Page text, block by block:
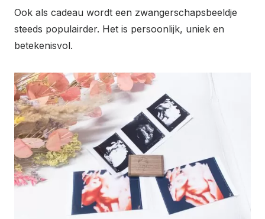
Ook als cadeau wordt een zwangerschapsbeeldje
steeds populairder. Het is persoonlijk, uniek en
betekenisvol.